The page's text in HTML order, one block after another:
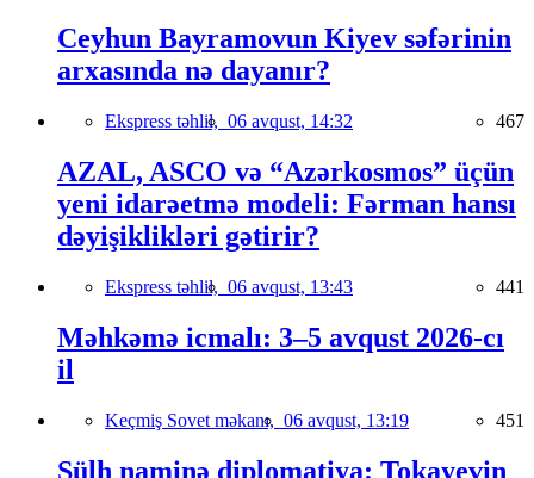
Ceyhun Bayramovun Kiyev səfərinin
arxasında nə dayanır?
Ekspress təhlil, 06 avqust, 14:32 467
AZAL, ASCO və “Azərkosmos” üçün
yeni idarəetmə modeli: Fərman hansı
dəyişiklikləri gətirir?
Ekspress təhlil, 06 avqust, 13:43 441
Məhkəmə icmalı: 3–5 avqust 2026-cı
il
Keçmiş Sovet məkanı, 06 avqust, 13:19 451
Sülh naminə diplomatiya: Tokayevin